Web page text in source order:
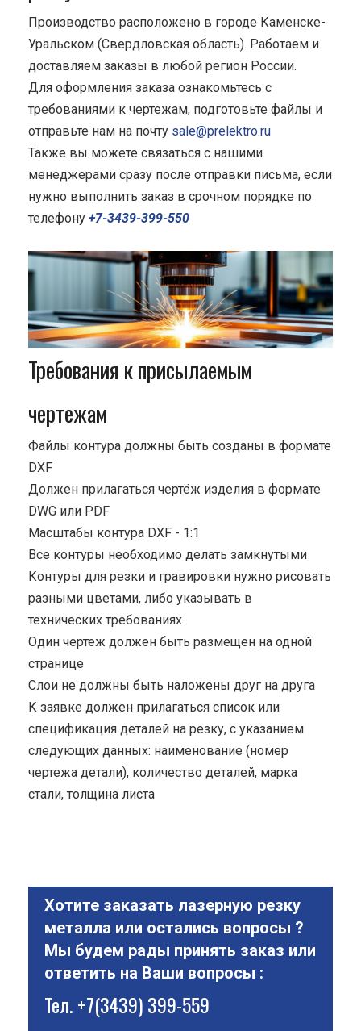
Производство расположено в городе Каменске-
Уральском (Свердловская область). Работаем и
доставляем заказы в любой регион России.
Для оформления заказа ознакомьтесь с
требованиями к чертежам, подготовьте файлы и
отправьте нам на почту sale@prelektro.ru
Также вы можете связаться с нашими
менеджерами сразу после отправки письма, если
нужно выполнить заказ в срочном порядке по
телефону +7-3439-399-550
Требования к присылаемым
чертежам
Файлы контура должны быть созданы в формате
DXF
Должен прилагаться чертёж изделия в формате
DWG или PDF
Масштабы контура DXF - 1:1
Все контуры необходимо делать замкнутыми
Контуры для резки и гравировки нужно рисовать
разными цветами, либо указывать в
технических требованиях
Один чертеж должен быть размещен на одной
странице
Cлои не должны быть наложены друг на друга
К заявке должен прилагаться список или
спецификация деталей на резку, с указанием
следующих данных: наименование (номер
чертежа детали), количество деталей, марка
стали, толщина листа
Хотите заказать лазерную резку
металла или остались вопросы ?
Мы будем рады принять заказ или
ответить на Ваши вопросы :
Тел.+7(3439) 399-559